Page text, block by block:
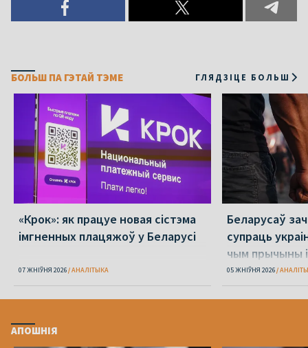
БОЛЬШ ПА ГЭТАЙ ТЭМЕ ГЛЯДЗІЦЕ БОЛЬШ
«Крок»: як працуе новая сістэма
імгненных плацяжоў у Беларусі
07 ЖНІЎНЯ 2026 АНАЛІТЫКА
Беларусаў
супраць
чым прычыны
05 ЖНІЎНЯ 2026
АПОШНІЯ